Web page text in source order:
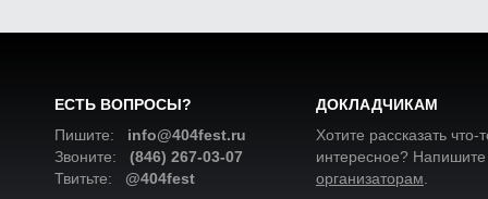
ЕСТЬ ВОПРОСЫ?
Пишите: info@404fest.ru
Звоните: (846) 267-03-07
Твитьте: @404fest
ДОКЛАДЧИКАМ
Хотите рассказать что-
интересное?
организаторам